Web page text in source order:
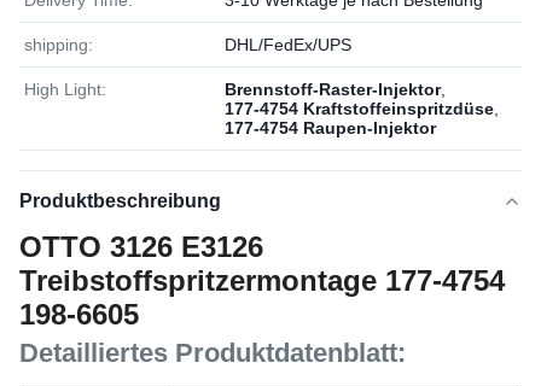
shipping: DHL/FedEx/UPS
High Light: Brennstoff-Raster-Injektor,
177-4754 Kraftstoffeinspritzdüse
177-4754 Raupen-Injektor
Produktbeschreibung
OTTO 3126 E3126
Treibstoffspritzermontage 177-4754
198-6605
Detailliertes Produktdatenblatt: